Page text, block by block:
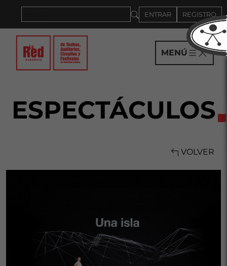
ENTRAR REGISTRO
MENÚ
ESPECTÁCULOS
VOLVER